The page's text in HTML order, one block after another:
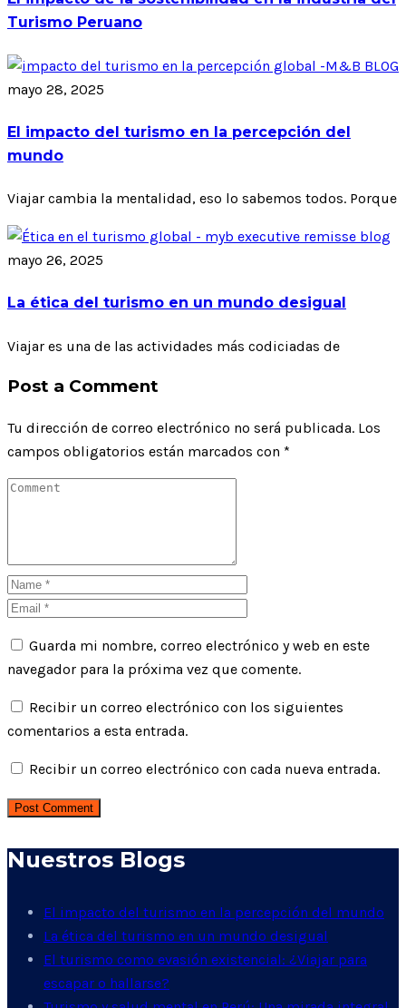
Turismo Peruano
mayo 28, 2025
El impacto del turismo en la percepción del
mundo
Viajar cambia la mentalidad, eso lo sabemos todos. Porque
mayo 26, 2025
La ética del turismo en un mundo desigual
Viajar es una de las actividades más codiciadas de
Post a Comment
Tu dirección de correo electrónico no será publicada. Los
campos obligatorios están marcados con *
Guarda mi nombre, correo electrónico y web en este
navegador para la próxima vez que comente.
Recibir un correo electrónico con los siguientes
comentarios a esta entrada.
Recibir un correo electrónico con cada nueva entrada.
Post Comment
Nuestros Blogs
El impacto del turismo en la percepción del mundo
La ética del turismo en un mundo desigual
El turismo como evasión existencial: ¿Viajar para
escapar o hallarse?